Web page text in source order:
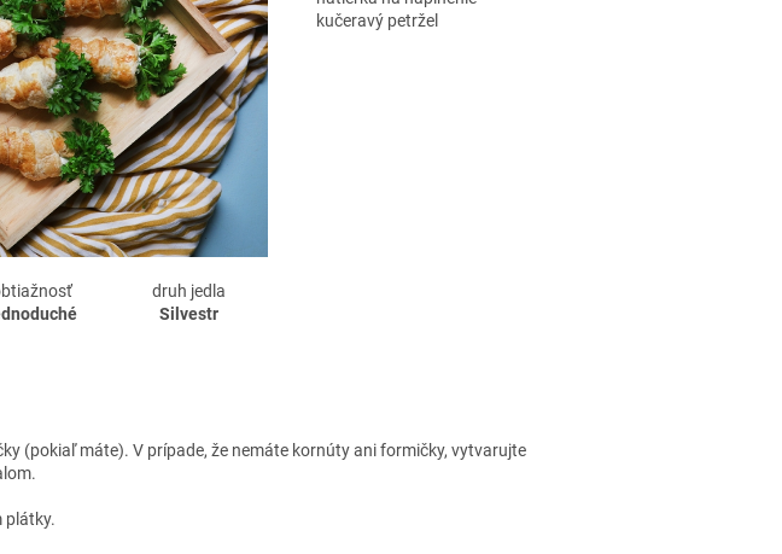
druh jedla
Silvestr
kučeravý petržel
(pokiaľ máte). V prípade, že nemáte kornúty ani formičky, vytvarujte
plátky.